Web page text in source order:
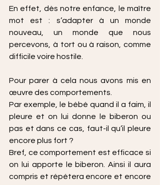
En effet, dès notre enfance, le maître
mot est : s’adapter à un monde
nouveau, un monde que nous
percevons, à tort ou à raison, comme
difficile voire hostile.
Pour parer à cela nous avons mis en
œuvre des comportements.
Par exemple, le bébé quand il a faim, il
pleure et on lui donne le biberon ou
pas et dans ce cas, faut-il qu’il pleure
encore plus fort ?
Bref, ce comportement est efficace si
on lui apporte le biberon. Ainsi il aura
compris et répétera encore et encore